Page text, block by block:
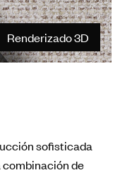
Renderizado 3D
sofisticada
combinación de